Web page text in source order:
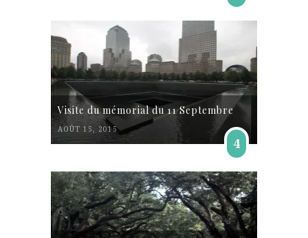
Visite du mémorial du 11 Septembre
AOÛT 15, 2015
4